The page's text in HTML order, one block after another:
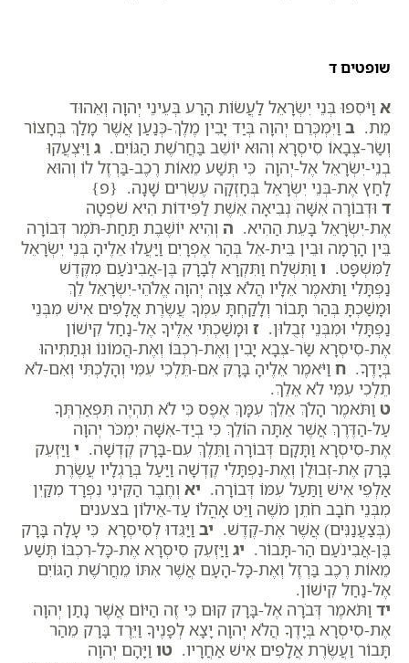
שופטים ד
א וַיֹּסִפוּ בְּנֵי יִשְׂרָאֵל לַעֲשׂוֹת הָרַע בְּעֵינֵי יְהוָה וְאֵהוּד
מֵת. ב וַיִּמְכְּרֵם יְהוָה בְּיַד יָבִין מֶלֶךְ-כְּנַעַן אֲשֶׁר מָלַךְ בְּחָצוֹר
וְשַׂר-צְבָאוֹ סִיסְרָא וְהוּא יוֹשֵׁב בַּחֲרֹשֶׁת הַגּוֹיִם. ג וַיִּצְעֲקוּ
בְנֵי-יִשְׂרָאֵל אֶל-יְהוָה כִּי תְּשַׁע מֵאוֹת רֶכֶב-בַּרְזֶל לוֹ וְהוּא
לָחַץ אֶת-בְּנֵי יִשְׂרָאֵל בְּחָזְקָה עֶשְׂרִים שָׁנָה. {פ}
ד וּדְבוֹרָה אִשָּׁה נְבִיאָה אֵשֶׁת לַפִּידוֹת הִיא שֹׁפְטָה
אֶת-יִשְׂרָאֵל בָּעֵת הַהִיא. ה וְהִיא יוֹשֶׁבֶת תַּחַת-תֹּמֶר דְּבוֹרָה
בֵּין הָרָמָה וּבֵין בֵּית-אֵל בְּהַר אֶפְרָיִם וַיַּעֲלוּ אֵלֶיהָ בְּנֵי יִשְׂרָאֵל
לַמִּשְׁפָּט. ו וַתִּשְׁלַח וַתִּקְרָא לְבָרָק בֶּן-אֲבִינֹעַם מִקֶּדֶשׁ
נַפְתָּלִי וַתֹּאמֶר אֵלָיו הֲלֹא צִוָּה יְהוָה אֱלֹהֵי-יִשְׂרָאֵל לֵךְ
וּמָשַׁכְתָּ בְּהַר תָּבוֹר וְלָקַחְתָּ עִמְּךָ עֲשֶׂרֶת אֲלָפִים אִישׁ מִבְּנֵי
נַפְתָּלִי וּמִבְּנֵי זְבֻלוּן. ז וּמָשַׁכְתִּי אֵלֶיךָ אֶל-נַחַל קִישׁוֹן
אֶת-סִיסְרָא שַׂר-צְבָא יָבִין וְאֶת-רִכְבּוֹ וְאֶת-הֲמוֹנוֹ וּנְתַתִּיהוּ
בְּיָדֶךָ. ח וַיֹּאמֶר אֵלֶיהָ בָּרָק אִם-תֵּלְכִי עִמִּי וְהָלָכְתִּי וְאִם-לֹא
תֵלְכִי עִמִּי לֹא אֵלֵךְ.
ט וַתֹּאמֶר הָלֹךְ אֵלֵךְ עִמָּךְ אֶפֶס כִּי לֹא תִהְיֶה תִּפְאַרְתְּךָ
עַל-הַדֶּרֶךְ אֲשֶׁר אַתָּה הוֹלֵךְ כִּי בְיַד-אִשָּׁה יִמְכֹּר יְהוָה
אֶת-סִיסְרָא וַתָּקָם דְּבוֹרָה וַתֵּלֶךְ עִם-בָּרָק קֶדְשָׁה. י וַיַּזְעֵק
בָּרָק אֶת-זְבוּלֻן וְאֶת-נַפְתָּלִי קֶדְשָׁה וַיַּעַל בְּרַגְלָיו עֲשֶׂרֶת
אַלְפֵי אִישׁ וַתַּעַל עִמּוֹ דְּבוֹרָה. יא וְחֶבֶר הַקֵּינִי נִפְרָד מִקַּיִן
מִבְּנֵי חֹבָב חֹתֵן מֹשֶׁה וַיֵּט אָהֳלוֹ עַד-אֵילוֹן בצענים
(בְּצַעֲנַנִּים) אֲשֶׁר אֶת-קֶדֶשׁ. יב וַיַּגִּדוּ לְסִיסְרָא כִּי עָלָה בָּרָק
בֶּן-אֲבִינֹעַם הַר-תָּבוֹר. יג וַיַּזְעֵק סִיסְרָא אֶת-כָּל-רִכְבּוֹ תְּשַׁע
מֵאוֹת רֶכֶב בַּרְזֶל וְאֶת-כָּל-הָעָם אֲשֶׁר אִתּוֹ מֵחֲרֹשֶׁת הַגּוֹיִם
אֶל-נַחַל קִישׁוֹן.
יד וַתֹּאמֶר דְּבֹרָה אֶל-בָּרָק קוּם כִּי זֶה הַיּוֹם אֲשֶׁר נָתַן יְהוָה
אֶת-סִיסְרָא בְּיָדֶךָ הֲלֹא יְהוָה יָצָא לְפָנֶיךָ וַיֵּרֶד בָּרָק מֵהַר
תָּבוֹר וַעֲשֶׂרֶת אֲלָפִים אִישׁ אַחֲרָיו. טו וַיָּהָם יְהוָה